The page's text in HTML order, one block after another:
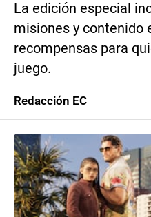
La edición especial
misiones y contenido
recompensas para
juego.
Redacción EC